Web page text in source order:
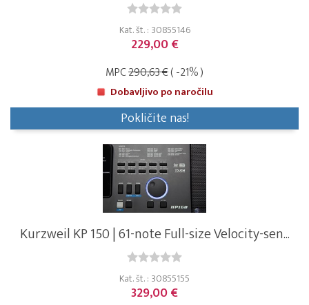
Kat. št. : 30855146
229,00 €
MPC290,63 €( -21% )
Dobavljivo po naročilu
Pokličite nas!
Kurzweil KP 150 | 61-note Full-size Velocity-sen...
Kat. št. : 30855155
329,00 €